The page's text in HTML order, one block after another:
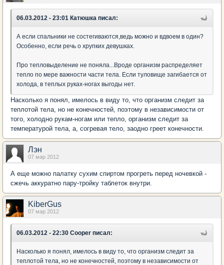
06.03.2012 - 23:01 Катюшка писал:
А если спальники не состегиваются,ведь можно и вдвоем в один?
Особенно, если речь о хрупких девушках.
Про тепловыделение не поняла...Вроде организм распределяет
тепло по мере важности части тела. Если туловище загибается от
холода, в теплых руках-ногах выгоды нет.
Насколько я понял, имелось в виду то, что организм следит за
теплотой тела, но не конечностей, поэтому в независимости от
того, холодно рукам-ногам или тепло, организм следит за
температурой тела, а, согревая тело, заодно греет конечности.
Лэн
07 мар 2012
А еще можно палатку сухим спиртом прогреть перед ночевкой -
сжечь аккуратно пару-тройку таблеток внутри.
KiberGus
07 мар 2012
06.03.2012 - 22:30 Cooper писал:
Насколько я понял, имелось в виду то, что организм следит за
теплотой тела, но не конечностей, поэтому в независимости от